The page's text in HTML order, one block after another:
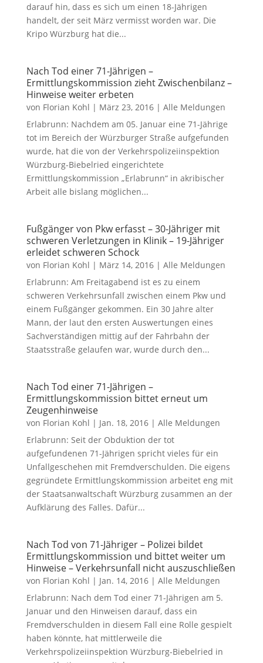
darauf hin, dass es sich um einen 18-Jährigen
handelt, der seit März vermisst worden war. Die
Kripo Würzburg hat die...
Nach Tod einer 71-Jährigen –
Ermittlungskommission zieht Zwischenbilanz –
Hinweise weiter erbeten
von Florian Kohl | März 23, 2016| Alle Meldungen
Erlabrunn: Nachdem am 05. Januar eine 71-Jährige
tot im Bereich der Würzburger Straße aufgefunden
wurde, hat die von der Verkehrspolizeiinspektion
Würzburg-Biebelried eingerichtete
Ermittlungskommission „Erlabrunn“ in akribischer
Arbeit alle bislang möglichen...
Fußgänger von Pkw erfasst – 30-Jähriger mit
schweren Verletzungen in Klinik – 19-Jähriger
erleidet schweren Schock
von Florian Kohl | März 14, 2016| Alle Meldungen
Erlabrunn: Am Freitagabend ist es zu einem
schweren Verkehrsunfall zwischen einem Pkw und
einem Fußgänger gekommen. Ein 30 Jahre alter
Mann, der laut den ersten Auswertungen eines
Sachverständigen mittig auf der Fahrbahn der
Staatsstraße gelaufen war, wurde durch den...
Nach Tod einer 71-Jährigen –
Ermittlungskommission bittet erneut um
Zeugenhinweise
von Florian Kohl | Jan. 18, 2016| Alle Meldungen
Erlabrunn: Seit der Obduktion der tot
aufgefundenen 71-Jährigen spricht vieles für ein
Unfallgeschehen mit Fremdverschulden. Die eigens
gegründete Ermittlungskommission arbeitet eng mit
der Staatsanwaltschaft Würzburg zusammen an der
Aufklärung des Falles. Dafür...
Nach Tod von 71-Jähriger – Polizei bildet
Ermittlungskommission und bittet weiter um
Hinweise – Verkehrsunfall nicht auszuschließen
von Florian Kohl | Jan. 14, 2016| Alle Meldungen
Erlabrunn: Nach dem Tod einer 71-Jährigen am 5.
Januar und den Hinweisen darauf, dass ein
Fremdverschulden in diesem Fall eine Rolle gespielt
haben könnte, hat mittlerweile die
Verkehrspolizeiinspektion Würzburg-Biebelried in